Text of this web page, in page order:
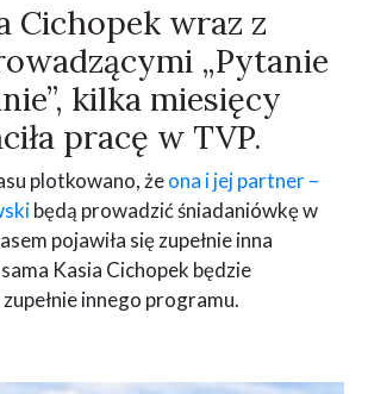
Cichopek wraz z
„Pytanie
kilka miesięcy
pracę w TVP.
plotkowano, żeona i jej partner –
będą prowadzić śniadaniówkę w
pojawiła się zupełnie inna
Kasia Cichopek będzie
innego programu.